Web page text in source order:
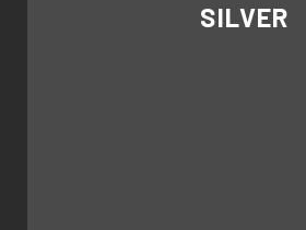
SILVER